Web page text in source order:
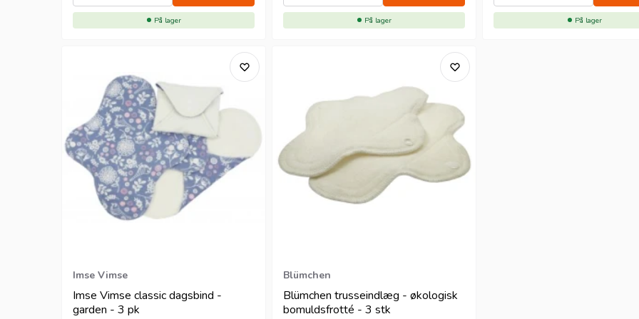
På lager På lager På lager
Imse Vimse
Imse Vimse classic dagsbind -
garden - 3 pk
Blümchen
Blümchen trusseindlæg - økologisk
bomuldsfrotté - 3 stk